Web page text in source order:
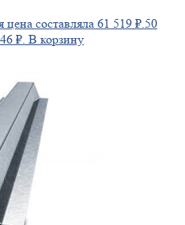
цена составляла 61 519 ₽. 50
₽. В корзину